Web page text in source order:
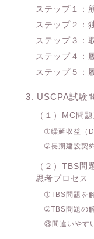
ステップ１：
ステップ２：
ステップ３：
ステップ４：
ステップ５：
3. USCPA試験
（１）MC問
➀繰延収益（
➁長期建設契
（２）TBS問
思考プロセス
➀TBS問題を
➁TBS問題の
③間違いやす